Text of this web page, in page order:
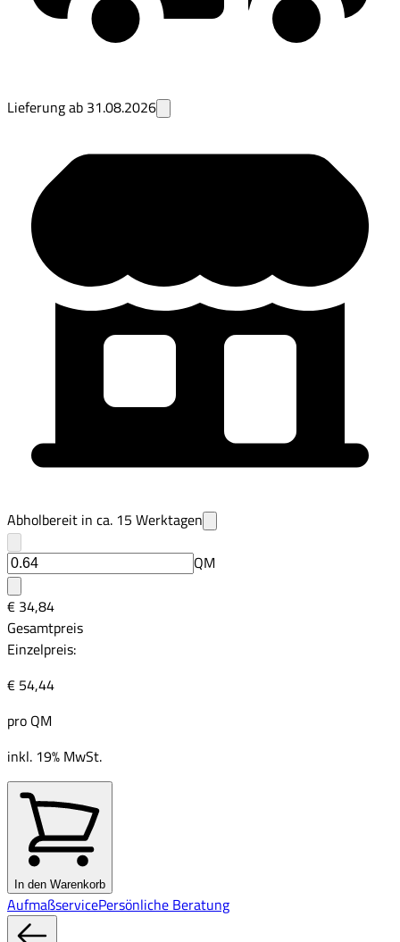
Lieferung ab 31.08.2026
Abholbereit in ca. 15 Werktagen
QM
€ 34,84
Gesamtpreis
Einzelpreis:
€ 54,44
pro QM
inkl. 19% MwSt.
In den Warenkorb
AufmaßservicePersönliche Beratung